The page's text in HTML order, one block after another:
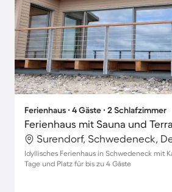
Ferienhaus ∙ 4 Gäste ∙ 2 Schlafzimmer
Ferienhaus mit Sauna und
Surendorf, Schwedeneck,
Idyllisches Ferienhaus in Schwedeneck mit
Tage und Platz für bis zu 4 Gäste